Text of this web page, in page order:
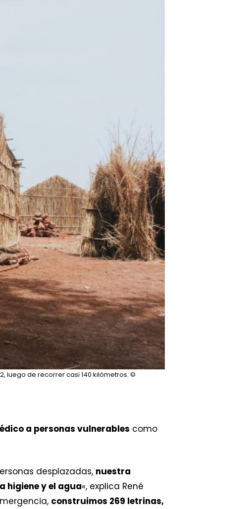
luego de recorrer casi 140 kilómetros. ©
a personas vulnerables como
desplazadas, nuestra
higiene y el agua«, explica René
construimos 269 letrinas,